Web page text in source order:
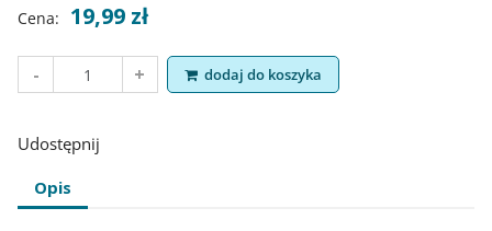
Cena: 19,99 zł
dodaj do koszyka
Udostępnij
Opis